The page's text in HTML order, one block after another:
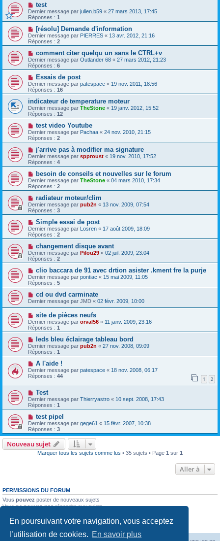
En poursuivant votre navigation, vous acceptez
l’utilisation de cookies. En savoir plus
test
Dernier message par julien.b59 « 27 mars 2013, 17:45
Réponses : 1
[résolu] Demande d'information
Dernier message par PIERRES « 13 avr. 2012, 21:16
Réponses : 2
comment citer quelqu un sans le CTRL+v
Dernier message par Outlander 68 « 27 mars 2012, 21:23
Réponses : 6
Essais de post
Dernier message par patespace « 19 nov. 2011, 18:56
Réponses : 16
indicateur de temperature moteur
Dernier message par TheStone « 19 janv. 2012, 15:52
Réponses : 12
test video Youtube
Dernier message par Pachaa « 24 nov. 2010, 21:15
Réponses : 2
j'arrive pas à modifier ma signature
Dernier message par spproust « 19 nov. 2010, 17:52
Réponses : 4
besoin de conseils et nouvelles sur le forum
Dernier message par TheStone « 04 mars 2010, 17:34
Réponses : 2
radiateur moteur/clim
Dernier message par pub2n « 13 nov. 2009, 07:54
Réponses : 3
Simple essai de post
Dernier message par Losren « 17 août 2009, 18:09
Réponses : 2
changement disque avant
Dernier message par Pilou29 « 02 juil. 2009, 23:04
Réponses : 2
clio baccara de 91 avec drtion asister .kment fre la purje
Dernier message par pontiac « 15 mai 2009, 11:05
Réponses : 5
cd ou dvd carminate
Dernier message par JMD « 02 févr. 2009, 10:00
site de pièces neufs
Dernier message par orval56 « 11 janv. 2009, 23:16
Réponses : 1
leds bleu éclairage tableau bord
Dernier message par pub2n « 27 nov. 2008, 09:09
Réponses : 1
A l'aide !
Dernier message par patespace « 18 nov. 2008, 06:17
Réponses : 44 1 2
Test
Dernier message par Thierryastro « 10 sept. 2008, 17:43
Réponses : 1
test pipel
Dernier message par gege61 « 15 févr. 2007, 10:38
Réponses : 3
Nouveau sujet
Marquer tous les sujets comme lus • 35 sujets • Page 1 sur 1
Aller à
PERMISSIONS DU FORUM
Vous pouvez poster de nouveaux sujets
Vousne pouvez pasrépondre aux sujets
Vousne pouvez passupprimer vos messages
ne pouvez pas joindre des fichiers